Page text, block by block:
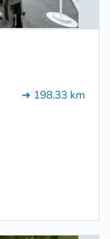
➔ 198.33 km